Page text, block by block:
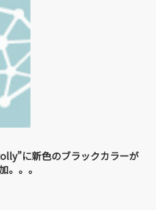
に新色のブラックカラーが
。。。